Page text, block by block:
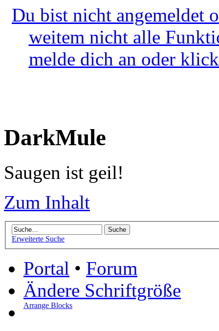
Du bist nicht angemeldet
weitem nicht alle
melde dich an oder
DarkMule
Saugen ist geil!
Zum Inhalt
Erweiterte Suche
Portal • Forum
Ändere Schriftgröße
Arrange Blocks